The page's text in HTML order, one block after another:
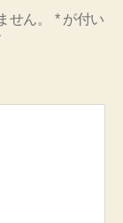
せん。 *が付い